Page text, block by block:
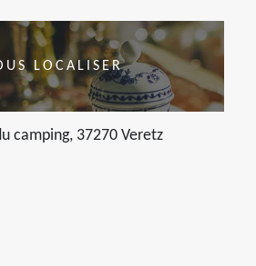
LOCALISER
camping, 37270 Veretz